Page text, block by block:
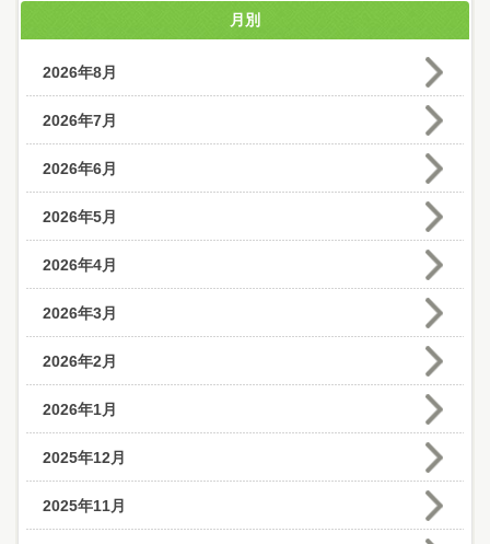
月別
2026年8月
2026年7月
2026年6月
2026年5月
2026年4月
2026年3月
2026年2月
2026年1月
2025年12月
2025年11月